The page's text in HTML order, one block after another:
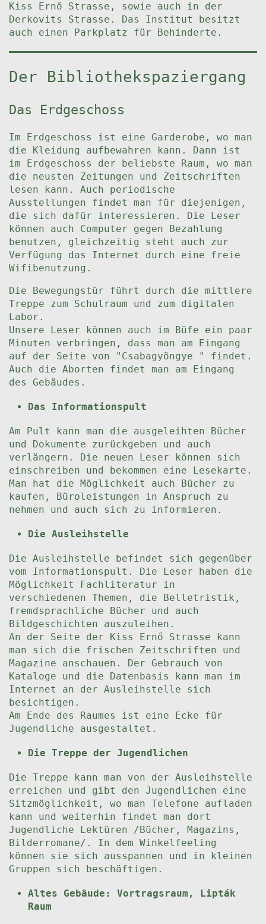
Kiss Ernő Strasse, sowie auch in der
Derkovits Strasse. Das Institut besitzt
auch einen Parkplatz für Behinderte.
Der Bibliothekspaziergang
Das Erdgeschoss
Im Erdgeschoss ist eine Garderobe, wo man
die Kleidung aufbewahren kann. Dann ist
im Erdgeschoss der beliebste Raum, wo man
die neusten Zeitungen und Zeitschriften
lesen kann. Auch periodische
Ausstellungen findet man für diejenigen,
die sich dafür interessieren. Die Leser
können auch Computer gegen Bezahlung
benutzen, gleichzeitig steht auch zur
Verfügung das Internet durch eine freie
Wifibenutzung.
Die Bewegungstür führt durch die mittlere
Treppe zum Schulraum und zum digitalen
Labor.
Unsere Leser können auch im Büfe ein paar
Minuten verbringen, dass man am Eingang
auf der Seite von "Csabagyöngye " findet.
Auch die Aborten findet man am Eingang
des Gebäudes.
Das Informationspult
Am Pult kann man die ausgeleihten Bücher
und Dokumente zurückgeben und auch
verlängern. Die neuen Leser können sich
einschreiben und bekommen eine Lesekarte.
Man hat die Möglichkeit auch Bücher zu
kaufen, Büroleistungen in Anspruch zu
nehmen und auch sich zu informieren.
Die Ausleihstelle
Die Ausleihstelle befindet sich gegenüber
vom Informationspult. Die Leser haben die
Möglichkeit Fachliteratur in
verschiedenen Themen, die Belletristik,
fremdsprachliche Bücher und auch
Bildgeschichten auszuleihen.
An der Seite der Kiss Ernő Strasse kann
man sich die frischen Zeitschriften und
Magazine anschauen. Der Gebrauch von
Kataloge und die Datenbasis kann man im
Internet an der Ausleihstelle sich
besichtigen.
Am Ende des Raumes ist eine Ecke für
Jugendliche ausgestaltet.
Die Treppe der Jugendlichen
Die Treppe kann man von der Ausleihstelle
erreichen und gibt den Jugendlichen eine
Sitzmöglichkeit, wo man Telefone aufladen
kann und weiterhin findet man dort
Jugendliche Lektüren /Bücher, Magazins,
Bilderromane/. In dem Winkelfeeling
können sie sich ausspannen und in kleinen
Gruppen sich beschäftigen.
Altes Gebäude: Vortragsraum, Lipták
Raum